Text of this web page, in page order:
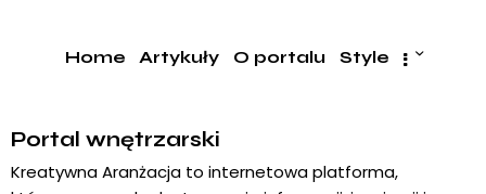
Home Artykuły O portalu Style
Portal wnętrzarski
Kreatywna Aranżacja to internetowa platforma,